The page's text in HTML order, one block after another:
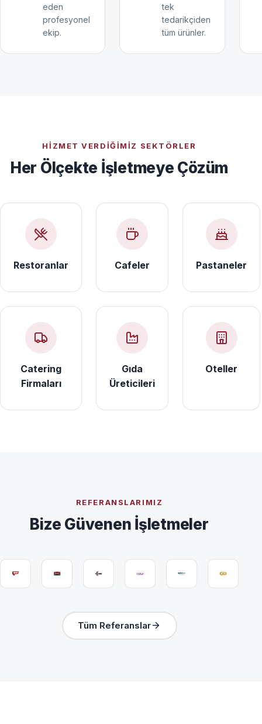
eden
profesyonel
ekip.
tek
tedarikçiden
tüm ürünler.
HIZMET VERDIĞIMIZ SEKTÖRLER
Her Ölçekte İşletmeye Çözüm
Restoranlar Cafeler Pastaneler
Catering
Firmaları
Gıda
Üreticileri
Oteller
REFERANSLARIMIZ
Bize Güvenen İşletmeler
Tüm Referanslar